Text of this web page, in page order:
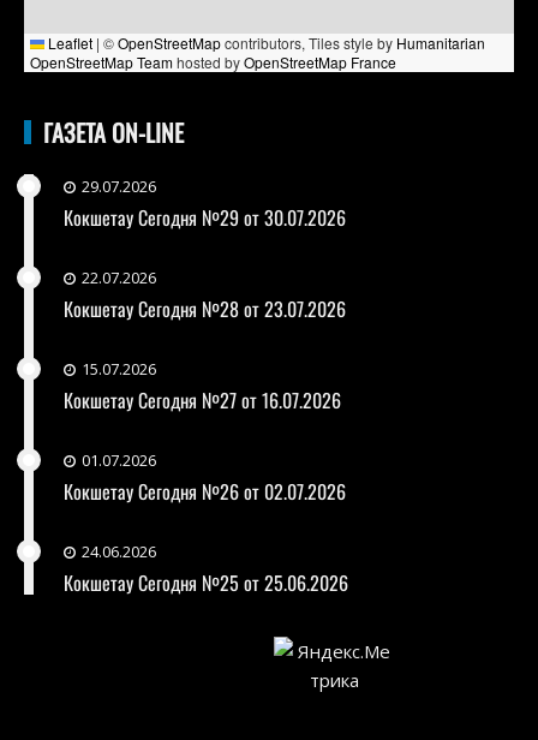
Leaflet | ©OpenStreetMapcontributors, Tiles style by Humanitarian
OpenStreetMap Teamhosted byOpenStreetMap France
ГАЗЕТА ON-LINE
29.07.2026
Кокшетау Сегодня №29 от 30.07.2026
22.07.2026
Кокшетау Сегодня №28 от 23.07.2026
15.07.2026
Кокшетау Сегодня №27 от 16.07.2026
01.07.2026
Кокшетау Сегодня №26 от 02.07.2026
24.06.2026
Кокшетау Сегодня №25 от 25.06.2026